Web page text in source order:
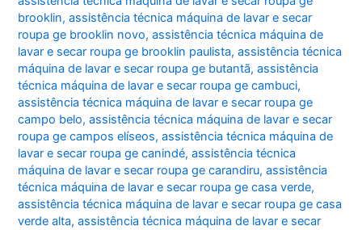
brooklin,assistência técnica máquina de lavar e secar
roupa ge brooklin novo,assistência técnica máquina de
lavar e secar roupa ge brooklin paulista,assistência técnica
máquina de lavar e secar roupa ge butantã,assistência
técnica máquina de lavar e secar roupa ge cambuci,
assistência técnica máquina de lavar e secar roupa ge
campo belo,assistência técnica máquina de lavar e secar
roupa ge campos elíseos,assistência técnica máquina de
lavar e secar roupa ge canindé,assistência técnica
máquina de lavar e secar roupa ge carandiru,assistência
técnica máquina de lavar e secar roupa ge casa verde,
assistência técnica máquina de lavar e secar roupa ge casa
verde alta,assistência técnica máquina de lavar e secar